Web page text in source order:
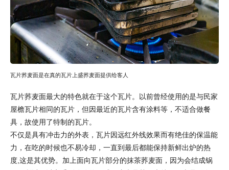
瓦片荞麦面是在真的瓦片上盛荞麦面提供给客人
瓦片荞麦面最大的特色就在于这个瓦片。以前曾经使用的是与民家
屋檐瓦片相同的瓦片，但因最近的瓦片含有涂料等，不适合做餐
具，故使用了特制的瓦片。
不仅是具有冲击力的外表，瓦片因远红外线效果而有绝佳的保温能
力，在吃的时候也不易冷却，一直到最后都能保持新鲜出炉的热
度,这是其优势。加上面向瓦片部分的抹茶荞麦面，因为会结成锅